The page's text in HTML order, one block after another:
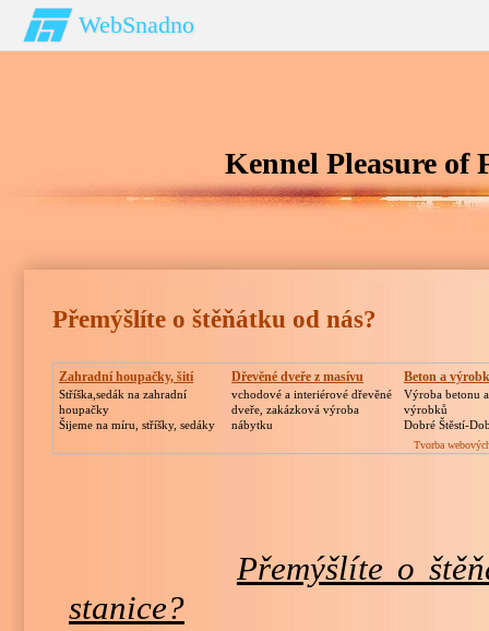
WebSnadno
Kennel Pleasure of
Přemýšlíte o štěňátku od nás?
Zahradní houpačky, šití
Stříška,sedák na zahradní
houpačky
Šijeme na míru, stříšky, sedáky
Dřevěné dveře z masívu
vchodové a interiérové dřevěné
dveře, zakázková výroba
nábytku
Beton a
Výroba betonu
výrobků
Dobré Štěstí-
Tvorba
Přemýšlíte o
stanice?